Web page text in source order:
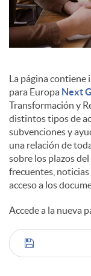
La página contiene
para Europa Next
Transformación y
distintos tipos de
subvenciones y
una relación de
sobre los plazos
frecuentes,
acceso a los
Accede a la nueva
C